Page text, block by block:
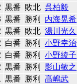
黒番 敗北 呉柏毅
黒番 勝利 内海晃希
黒番 敗北 湯川光久
白番 勝利 小野幸治
白番 勝利 小野綾子
黒番 勝利 影山敏之
黒番 勝利 髙嶋武